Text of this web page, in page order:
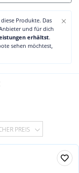
×
Produkte. Das
und für dich
erhältst.
sehen möchtest,
PREIS